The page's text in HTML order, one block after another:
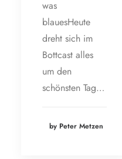
was
blauesHeute
dreht sich im
Bottcast alles
um den
schönsten Tag…
by Peter Metzen